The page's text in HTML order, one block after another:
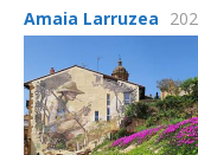
Amaia Larruzea